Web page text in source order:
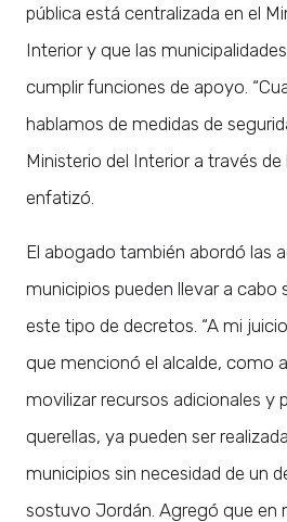
pública está centralizada en el
Interior y que las
cumplir funciones de apoyo.
hablamos de medidas de
Ministerio del Interior a través de
enfatizó.
El abogado también abordó las
municipios pueden llevar a cabo
este tipo de decretos. “A mi
que mencionó el alcalde, como
movilizar recursos adicionales y
querellas, ya pueden ser
municipios sin necesidad de un
sostuvo Jordán. Agregó que en